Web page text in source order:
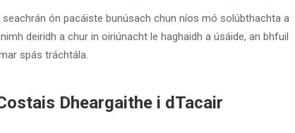
ón pacáiste bunúsach chun níos mó solúbthachta a
deiridh a chur in oiriúnacht le haghaidh a úsáide, an bhfuil
spás tráchtála.
Dheargaithe i dTacair